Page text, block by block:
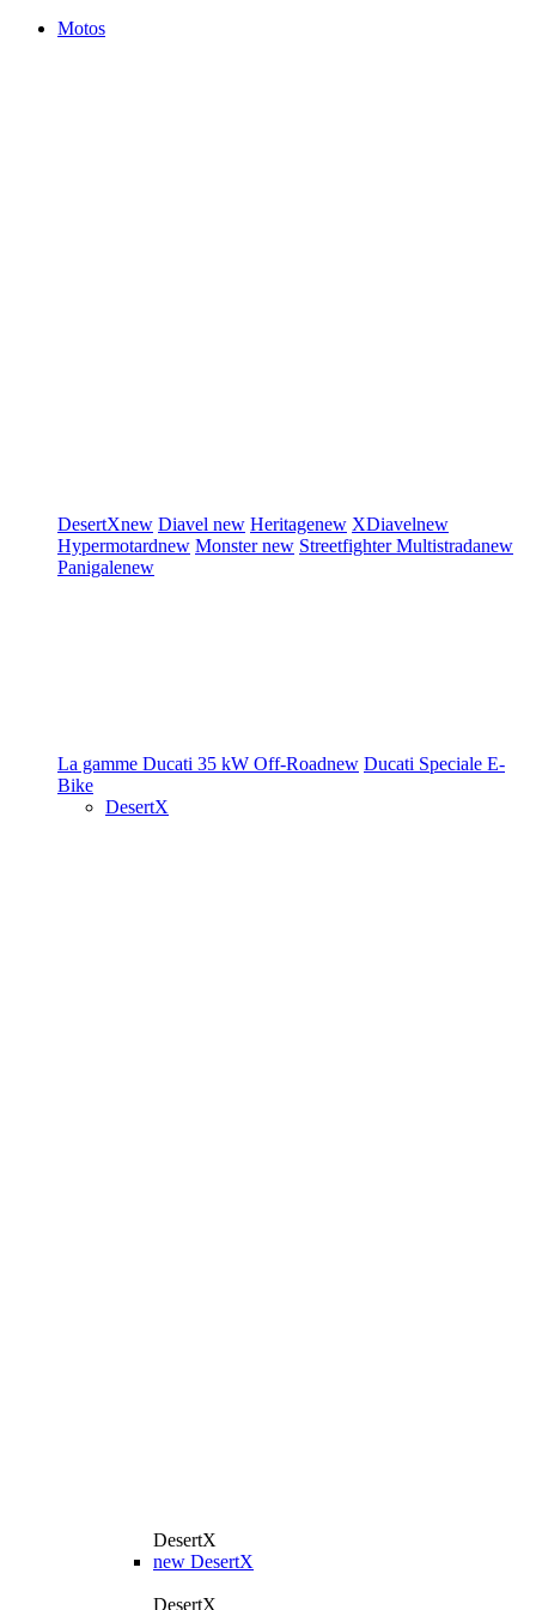
Motos
DesertXnew Diavel new Heritagenew XDiavelnew
Hypermotardnew Monsternew StreetfighterMultistradanew
Panigalenew
La gamme Ducati 35 kW Off-Roadnew Ducati Speciale E-
Bike
DesertX
DesertX
new DesertX
DesertX